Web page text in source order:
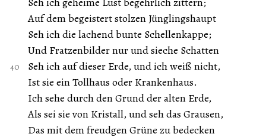
Auf dem begeistert stolzen Jünglingshaupt
Seh ich die lachend bunte Schellenkappe;
Und Fratzenbilder nur und sieche Schatten
Seh ich auf dieser Erde, und ich weiß nicht,
Ist sie ein Tollhaus oder Krankenhaus.
Ich sehe durch den Grund der alten Erde,
Als sei sie von Kristall, und seh das Grausen,
Das mit dem freudgen Grüne zu bedecken